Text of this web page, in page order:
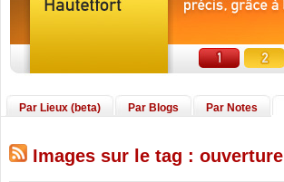
Par Lieux (beta) Par Blogs Par Notes
Images sur le tag : ouverture